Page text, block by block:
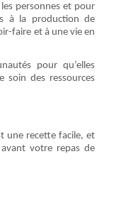
personnes et pour
à la production de
faire et à une vie en
pour qu’elles
des ressources
une recette facile, et
votre repas de